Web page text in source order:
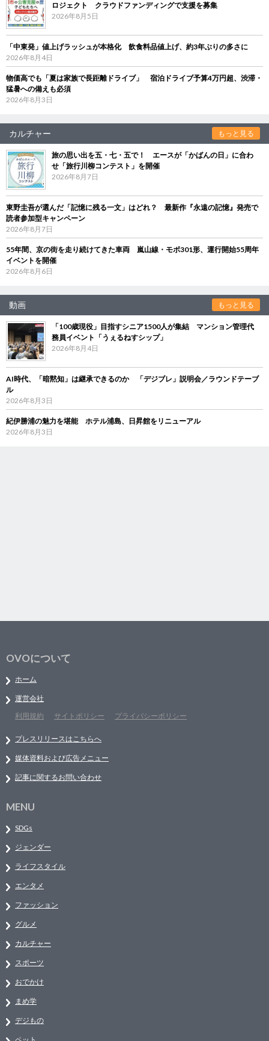
ロジェクト クラウドファンディングで支援を募集
2026年8月5日
「中東発」値上げラッシュが本格化 飲食料品値上げ、約3年ぶりの多さに
2026年8月4日
物価高でも「夏は家族で長距離ドライブ」 宿泊ドライブ予算4万円超、渋滞・
猛暑への備えも必須
2026年8月3日
カルチャー もっと見る
旅の思い出を五・七・五で！ エースが「かばんの日」に合わ
せ「旅行川柳コンテスト」を開催
2026年8月7日
東野圭吾が選んだ「記憶に残る一文」はどれ？ 最新作『永遠の記憶』発売で
読者参加型キャンペーン
2026年8月7日
55年間、京の街を走り続けてきた車両 嵐山線・モボ301形、運行開始55周年
イベントを開催
2026年8月6日
動画 もっと見る
「100歳現役」目指すシニア1500人が集結 マンション管理代
務員イベント「うぇるねすシップ」
2026年8月4日
AI時代、「暗黙知」は継承できるのか 「デジブレ」説明会／ラウンドテーブ
ル
2026年8月3日
紀伊勝浦の魅力を堪能 ホテル浦島、日昇館をリニューアル
2026年8月3日
OVOについて
ホーム
運営会社
利用規約
サイトポリシー プライバシーポリシー
プレスリリースはこちらへ
媒体資料および広告メニュー
記事に関するお問い合わせ
MENU
SDGs
ジェンダー
ライフスタイル
エンタメ
ファッション
グルメ
カルチャー
スポーツ
おでかけ
まめ学
デジもの